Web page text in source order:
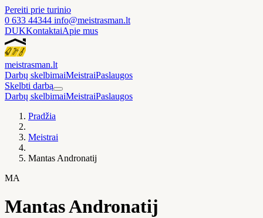
Pereiti prie turinio
0 633 44344 info@meistrasman.lt
DUKKontaktaiApie mus
meistrasman.lt
Darbų skelbimaiMeistraiPaslaugos
Skelbti darbą
Darbų skelbimaiMeistraiPaslaugos
Pradžia
Meistrai
Mantas Andronatij
MA
Mantas Andronatij